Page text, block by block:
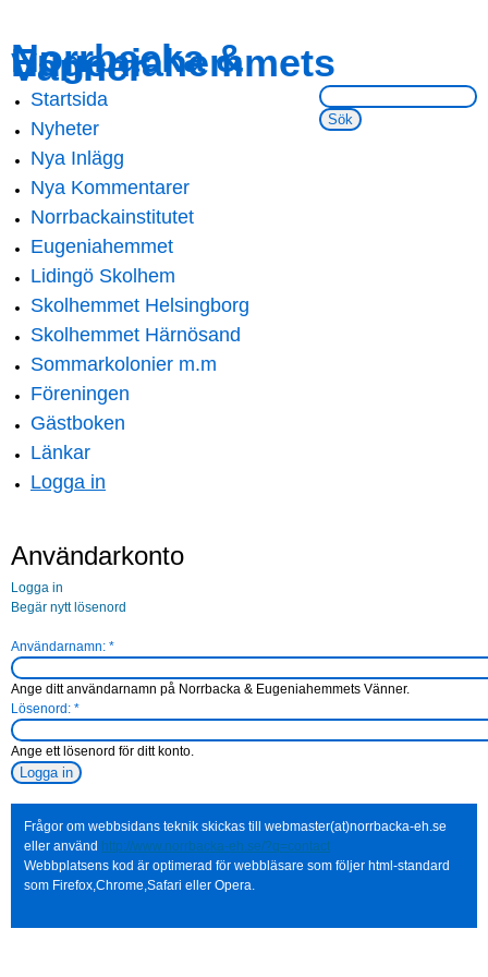
main
content
navigation
Norrbacka &
Eugeniahemmets
Vänner
Sök på webbsidan:
Main menu
Startsida
Nyheter
Nya Inlägg
Nya Kommentarer
Norrbackainstitutet
Eugeniahemmet
Lidingö Skolhem
Skolhemmet Helsingborg
Skolhemmet Härnösand
Sommarkolonier m.m
Föreningen
Gästboken
Länkar
Logga in
Användarkonto
Logga in
Begär nytt lösenord
Användarnamn: *
Ange ditt användarnamn på Norrbacka & Eugeniahemmets Vänner.
Lösenord: *
Ange ett lösenord för ditt konto.
Frågor om webbsidans teknik skickas till webmaster(at)norrbacka-eh.se
eller använd http://www.norrbacka-eh.se/?q=contact
Webbplatsens kod är optimerad för webbläsare som följer html-standard
som Firefox,Chrome,Safari eller Opera.